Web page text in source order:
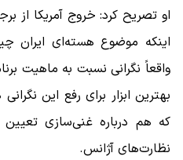
او تصریح کرد: خروج آمریکا از
اینکه موضوع هسته‌ای ایران
واقعاً نگرانی نسبت به ماهیت
بهترین ابزار برای رفع این
که هم درباره غنی‌سازی تعیین
نظارت‌های آژانس.